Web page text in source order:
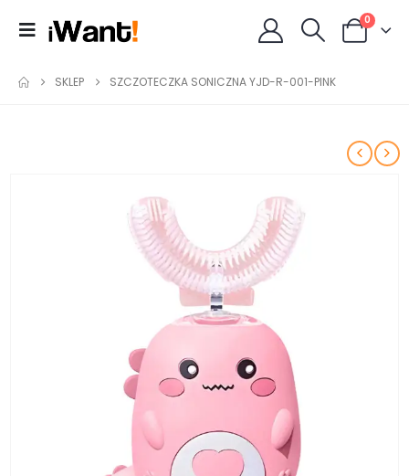
0
SKLEP SZCZOTECZKA SONICZNA YJD-R-001-PINK